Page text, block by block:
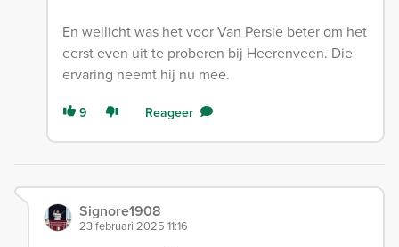
En wellicht was het voor Van Persie beter om het
eerst even uit te proberen bij Heerenveen. Die
ervaring neemt hij nu mee.
9 Reageer
Signore1908
23 februari 2025 11:16